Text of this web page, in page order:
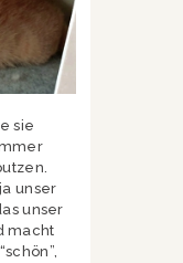
sie
unser
unser
macht